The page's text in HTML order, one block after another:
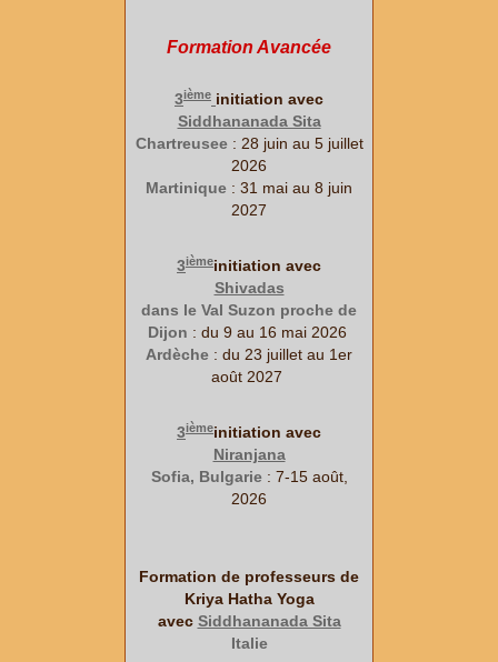
Formation Avancée
3ième initiation avec
Siddhananada Sita
Chartreusee: 28 juin au 5 juillet
2026
Martinique : 31 mai au 8 juin
2027
3ièmeinitiation avec
Shivadas
dans le Val Suzon proche de
Dijon : du 9 au 16 mai 2026
Ardèche : du 23 juillet au 1er
août 2027
3ièmeinitiation avec
Niranjana
Sofia, Bulgarie : 7-15 août,
2026
Formation de professeurs de
Kriya Hatha Yoga
avec Siddhananada Sita
Italie